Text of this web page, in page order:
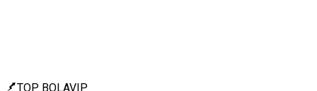
TOP BOLAVIP